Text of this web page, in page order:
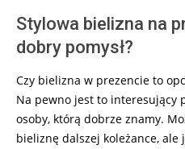
Stylowa bielizna na
dobry pomysł?
Czy bielizna w prezencie to
Na pewno jest to interesujący
osoby, którą dobrze znamy.
bieliznę dalszej koleżance, ale